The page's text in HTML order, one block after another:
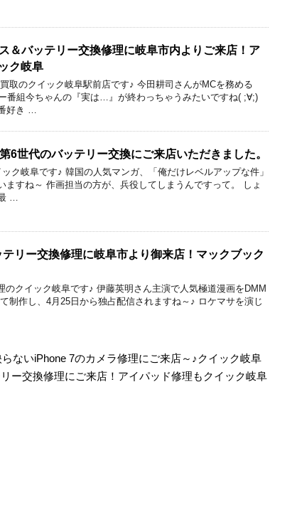
＆バッテリー交換修理に岐阜市内よりご来店！ア
ク岐阜
取のクイック岐阜駅前店です♪ 今田耕司さんがMCを務める
番組今ちゃんの『実は…』が終わっちゃうみたいですね( ;∀;)
好き …
6世代のバッテリー交換にご来店いただきました。
ク岐阜です♪ 韓国の人気マンガ、「俺だけレベルアップな件」
ますね～ 作画担当の方が、兵役してしまうんですって。 しょ
…
リー交換修理に岐阜市より御来店！マックブック
のクイック岐阜です♪ 伊藤英明さん主演で人気極道漫画をDMM
制作し、4月25日から独占配信されますね～♪ ロケマサを演じ
ないiPhone 7のカメラ修理にご来店～♪クイック岐阜
ー交換修理にご来店！アイパッド修理もクイック岐阜